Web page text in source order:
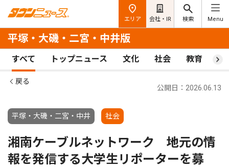
エリア 会社・IR 検索 Menu
平塚・大磯・二宮・中井版
すべて トップニュース 文化 社会 教育 ス
戻る
平塚・大磯・二宮・中井 社会
公開日：2026.06.13
湘南ケーブルネットワーク 地元の情
報を発信する大学生リポーターを募